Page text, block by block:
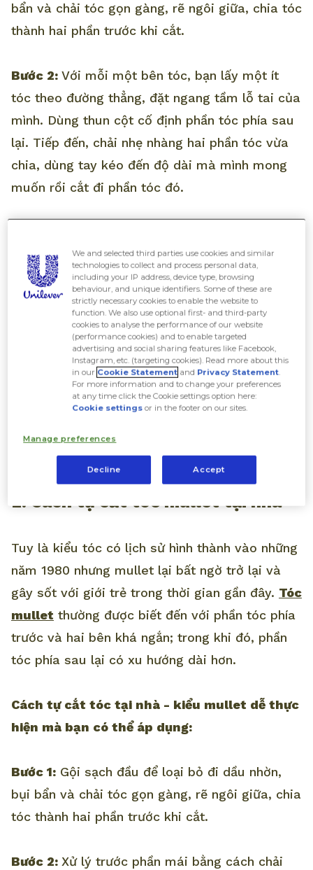
bẩn và chải tóc gọn gàng, rẽ ngôi giữa, chia tóc
thành hai phần trước khi cắt.
Bước 2: Với mỗi một bên tóc, bạn lấy một ít
tóc theo đường thẳng, đặt ngang tầm lỗ tai của
mình. Dùng thun cột cố định phần tóc phía sau
lại. Tiếp đến, chải nhẹ nhàng hai phần tóc vừa
chia, dùng tay kéo đến độ dài mà mình mong
muốn rồi cắt đi phần tóc đó.
trước, bạn sẽ thả phần tóc phía sau ra, tiếp tục
chia làm hai và cố định một bên bằng thun.
Lập lại quá trình lấy một ít tóc gồm phần đã
cắt lúc nãy và tỉa với độ dài như mong muốn
cho đến khi hoàn thành đến tầng layer cuối
Để hoàn thiện mái tóc layer, bạn có thể
tóm tóc ra phía trước để tỉa lại cho gọn gàng
2. Cách tự cắt tóc mullet tại nhà
Tuy là kiểu tóc có lịch sử hình thành vào những
năm 1980 nhưng mullet lại bất ngờ trở lại và
gây sốt với giới trẻ trong thời gian gần đây. Tóc
mullet thường được biết đến với phần tóc phía
trước và hai bên khá ngắn; trong khi đó, phần
tóc phía sau lại có xu hướng dài hơn.
Cách tự cắt tóc tại nhà - kiểu mullet dễ thực
hiện mà bạn có thể áp dụng:
Bước 1: Gội sạch đầu để loại bỏ đi dầu nhờn,
bụi bẩn và chải tóc gọn gàng, rẽ ngôi giữa, chia
tóc thành hai phần trước khi cắt.
Bước 2: Xử lý trước phần mái bằng cách chải
We and selected third parties use cookies and similar
technologies to collect and process personal data,
including your IP address, device type, browsing
behaviour, and unique identifiers. Some of these are
strictly necessary cookies to enable the website to
function. We also use optional first- and third-party
cookies to analyse the performance of our website
(performance cookies) and to enable targeted
advertising and social sharing features like Facebook,
Instagram, etc. (targeting cookies). Read more about this
in our Cookie Statement and Privacy Statement.
For more information and to change your preferences
at any time click the Cookie settings option here:
Cookie settings or in the footer on our sites.
Manage preferences
Decline Accept